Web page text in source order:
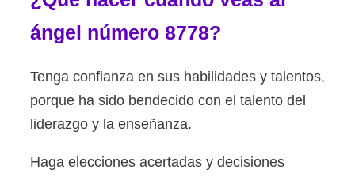
ángel número 8778?
Tenga confianza en sus habilidades y talentos,
porque ha sido bendecido con el talento del
liderazgo y la enseñanza.
Haga elecciones acertadas y decisiones